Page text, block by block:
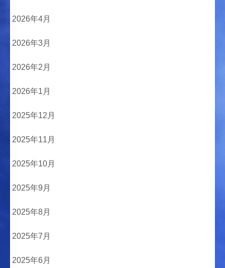
2026年4月
2026年3月
2026年2月
2026年1月
2025年12月
2025年11月
2025年10月
2025年9月
2025年8月
2025年7月
2025年6月